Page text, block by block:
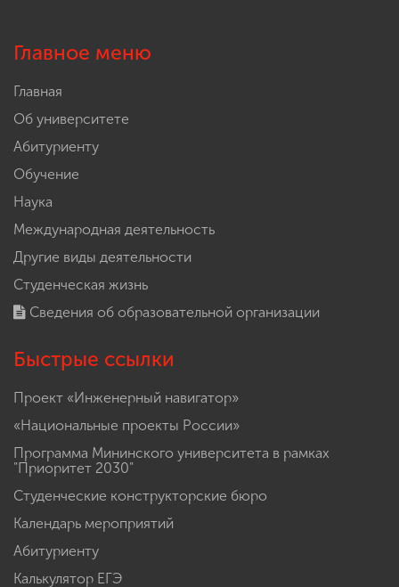
Главное меню
Главная
Об университете
Абитуриенту
Обучение
Наука
Международная деятельность
Другие виды деятельности
Студенческая жизнь
Сведения об образовательной организации
Быстрые ссылки
Проект «Инженерный навигатор»
«Национальные проекты России»
Программа Мининского университета в рамках
"Приоритет 2030"
Студенческие конструкторские бюро
Календарь мероприятий
Абитуриенту
Калькулятор ЕГЭ